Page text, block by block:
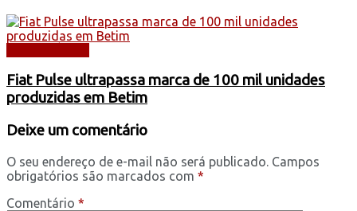
Fiat Pulse ultrapassa marca de 100 mil unidades
produzidas em Betim
Deixe um comentário
O seu endereço de e-mail não será publicado. Campos
obrigatórios são marcados com *
Comentário *